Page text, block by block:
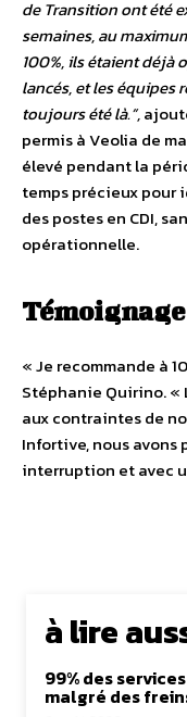
de Transition ont été
semaines, au
100%, ils étaient déjà
lancés, et les équipes
toujours été là.”,
permis à Veolia de
élevé pendant la
temps précieux
des postes en CDI,
opérationnelle.
« Je recommande à
Stéphanie Quirino. «
aux contraintes de
Infortive, nous avons
interruption et avec
à lire
99% des
malgré des